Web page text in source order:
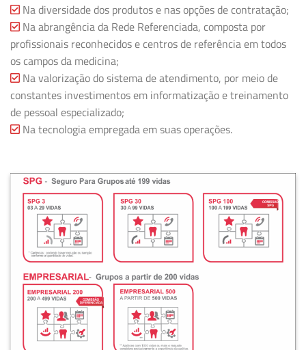
Na diversidade dos produtos e nas opções de contratação;
Na abrangência da Rede Referenciada, composta por
profissionais reconhecidos e centros de referência em todos
os campos da medicina;
Na valorização do sistema de atendimento, por meio de
constantes investimentos em informatização e treinamento
de pessoal especializado;
Na tecnologia empregada em suas operações.